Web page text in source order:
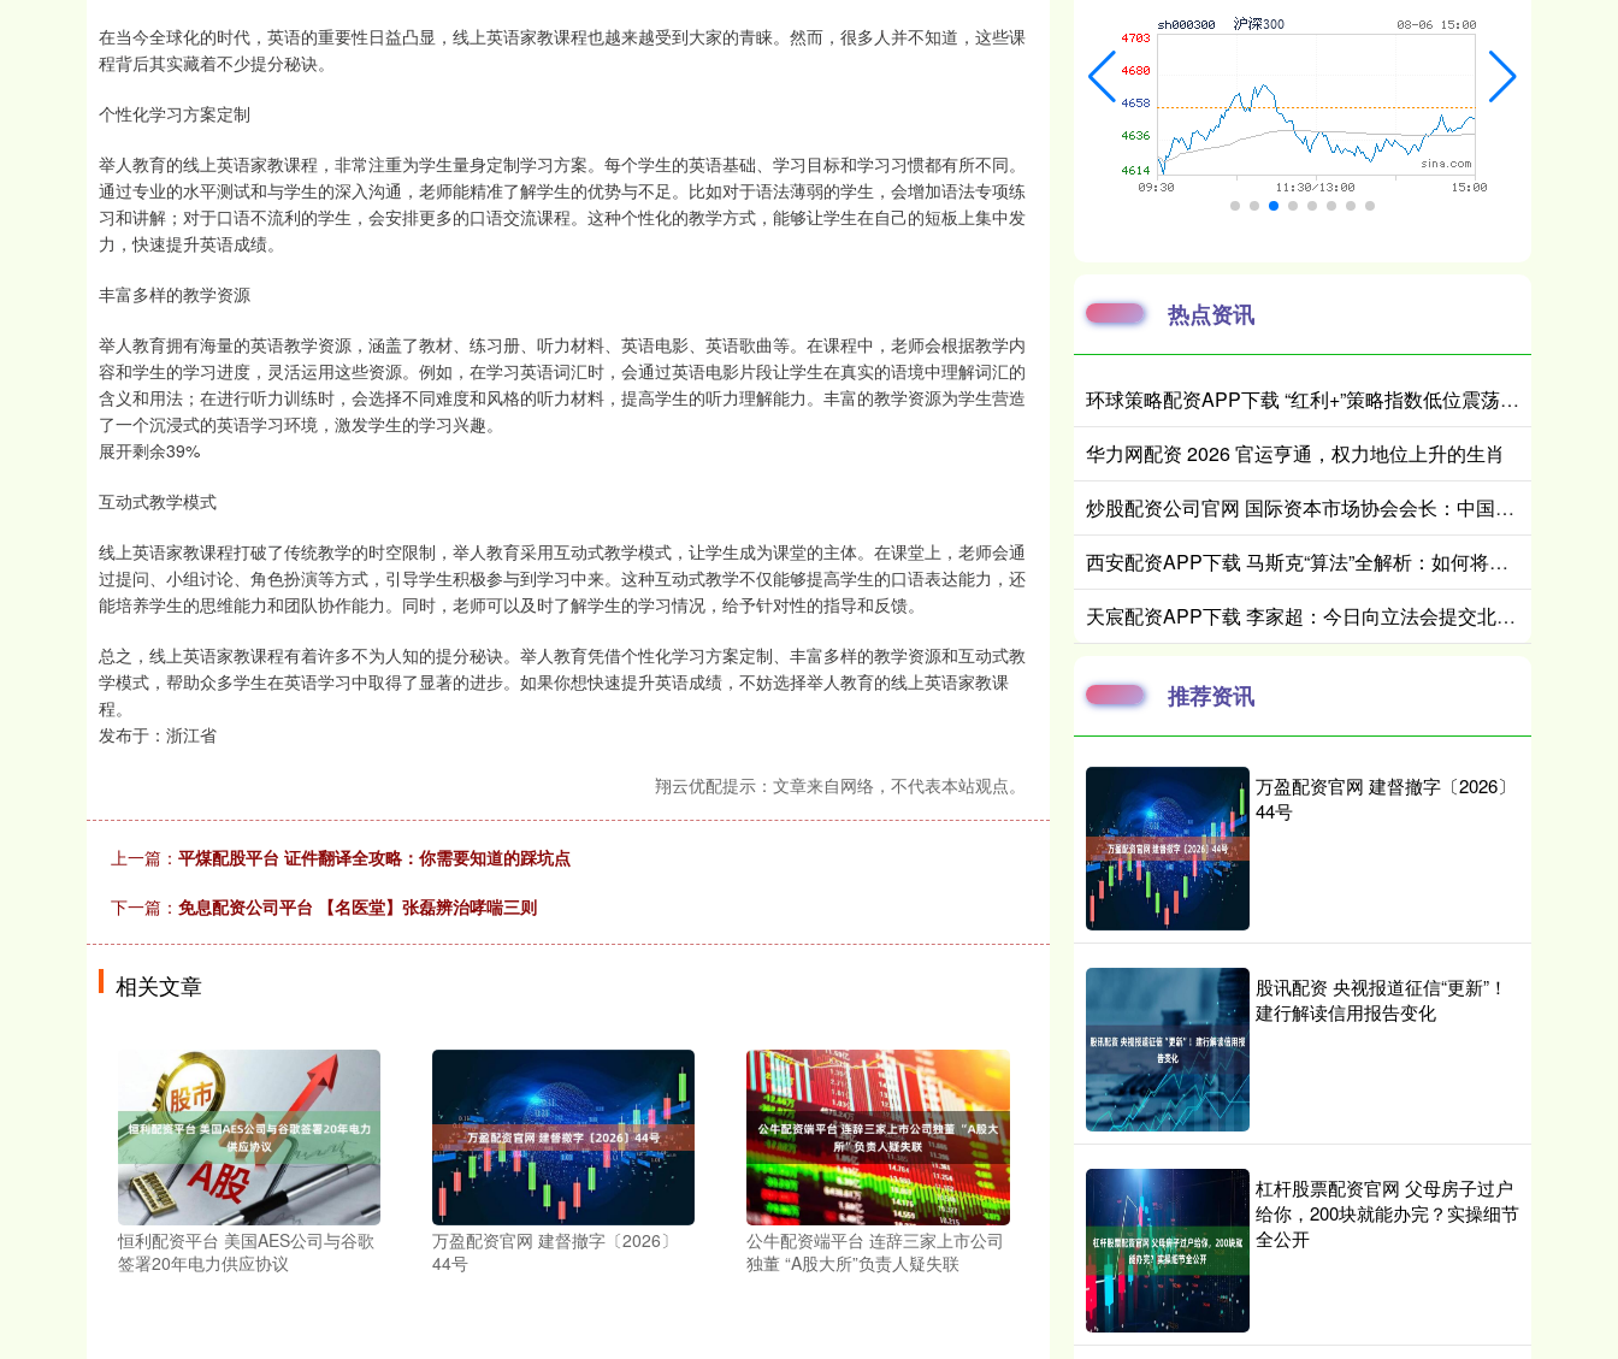
在当今全球化的时代，英语的重要性日益凸显，线上英语家教课程也越来越受到大家的青睐。然而，很多人并不知道，这些课
程背后其实藏着不少提分秘诀。
个性化学习方案定制
举人教育的线上英语家教课程，非常注重为学生量身定制学习方案。每个学生的英语基础、学习目标和学习习惯都有所不同。
通过专业的水平测试和与学生的深入沟通，老师能精准了解学生的优势与不足。比如对于语法薄弱的学生，会增加语法专项练
习和讲解；对于口语不流利的学生，会安排更多的口语交流课程。这种个性化的教学方式，能够让学生在自己的短板上集中发
力，快速提升英语成绩。
丰富多样的教学资源
举人教育拥有海量的英语教学资源，涵盖了教材、练习册、听力材料、英语电影、英语歌曲等。在课程中，老师会根据教学内
容和学生的学习进度，灵活运用这些资源。例如，在学习英语词汇时，会通过英语电影片段让学生在真实的语境中理解词汇的
含义和用法；在进行听力训练时，会选择不同难度和风格的听力材料，提高学生的听力理解能力。丰富的教学资源为学生营造
了一个沉浸式的英语学习环境，激发学生的学习兴趣。
展开剩余39%
互动式教学模式
线上英语家教课程打破了传统教学的时空限制，举人教育采用互动式教学模式，让学生成为课堂的主体。在课堂上，老师会通
过提问、小组讨论、角色扮演等方式，引导学生积极参与到学习中来。这种互动式教学不仅能够提高学生的口语表达能力，还
能培养学生的思维能力和团队协作能力。同时，老师可以及时了解学生的学习情况，给予针对性的指导和反馈。
总之，线上英语家教课程有着许多不为人知的提分秘诀。举人教育凭借个性化学习方案定制、丰富多样的教学资源和互动式教
学模式，帮助众多学生在英语学习中取得了显著的进步。如果你想快速提升英语成绩，不妨选择举人教育的线上英语家教课
程。
发布于：浙江省
翔云优配提示：文章来自网络，不代表本站观点。
上一篇： 平煤配股平台 证件翻译全攻略：你需要知道的踩坑点
下一篇： 免息配资公司平台 【名医堂】张磊辨治哮喘三则
相关文章
恒利配资平台 美国AES公司与谷歌
签署20年电力供应协议
万盈配资官网 建督撤字〔2026〕
44号
公牛配资端平台 连辞三家上市公司
独董 “A股大所”负责人疑失联
热点资讯
环球策略配资APP下载 “红利+”策略指数低位震荡，价值ETF易方达（159263）全天净申购达8000万份
华力网配资 2026 官运亨通，权力地位上升的生肖
炒股配资公司官网 国际资本市场协会会长：中国债券进入全球配置视野｜全球财经连线
西安配资APP下载 马斯克“算法”全解析：如何将疯狂构想转化为现实
天宸配资APP下载 李家超：今日向立法会提交北都专属法例并展开咨询 希望年内可通过
推荐资讯
万盈配资官网 建督撤字〔2026〕
44号
股讯配资 央视报道征信“更新”！
建行解读信用报告变化
杠杆股票配资官网 父母房子过户
给你，200块就能办完？实操细节
全公开